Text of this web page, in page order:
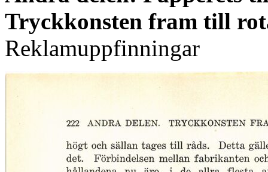
Tryckkonsten fram till
Reklamuppfinningar